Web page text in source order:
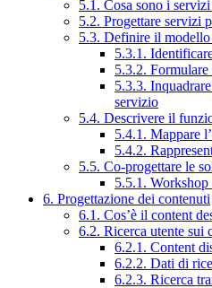
5.1. Cosa sono i
5.2. Progettare servizi
5.3. Definire il
5.3.1.
5.3.2.
5.3.3.
servizio
5.4. Descrivere il
5.4.1. Mappare
5.4.2.
5.5. Co-progettare le
5.5.1.
6. Progettazione dei contenuti
6.1. Cos’è il content
6.2. Ricerca utente sui
6.2.1. Content
6.2.2. Dati di
6.2.3. Ricerca